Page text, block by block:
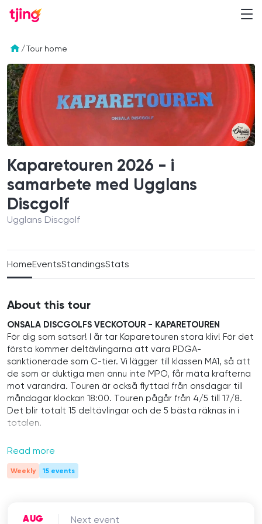
/Tour home
Kaparetouren 2026 - i
samarbete med Ugglans
Discgolf
Ugglans Discgolf
HomeEventsStandingsStats
About this tour
ONSALA DISCGOLFS VECKOTOUR - KAPARETOUREN
För dig som satsar! I år tar Kaparetouren stora kliv! För det
första kommer deltävlingarna att vara PDGA-
sanktionerade som C-tier. Vi lägger till klassen MA1, så att
de som är duktiga men ännu inte MPO, får mäta krafterna
mot varandra. Touren är också flyttad från onsdagar till
måndagar klockan 18:00. Touren pågår från 4/5 till 17/8.
Det blir totalt 15 deltävlingar och de 5 bästa räknas in i
totalen.
KLASSER, RATINGNIVÅ & LAYOUT
MPO - Öppen klass : Svart layout
Ma3 - max rating 899 : Blå layout
Read more
Weekly 15 events
AUG Next event